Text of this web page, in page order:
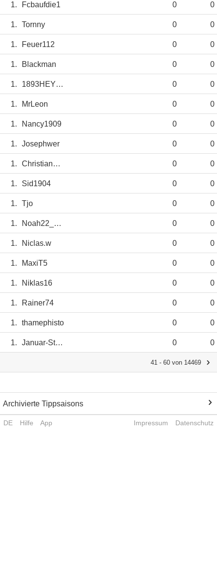
1. Fcbaufdie1 0 0
1. Tornny 0 0
1. Feuer112 0 0
1. Blackman 0 0
1. 1893HEY1893 0 0
1. MrLeon 0 0
1. Nancy1909 0 0
1. Josephwer 0 0
1. ChristianBMG08 0 0
1. Sid1904 0 0
1. Tjo 0 0
1. Noah22_nbg 0 0
1. Niclas.w 0 0
1. MaxiT5 0 0
1. Niklas16 0 0
1. Rainer74 0 0
1. thamephisto 0 0
1. Januar-Stadt 0 0
41 - 60 von 14469
Archivierte Tippsaisons
DE Hilfe App Impressum Datenschutz